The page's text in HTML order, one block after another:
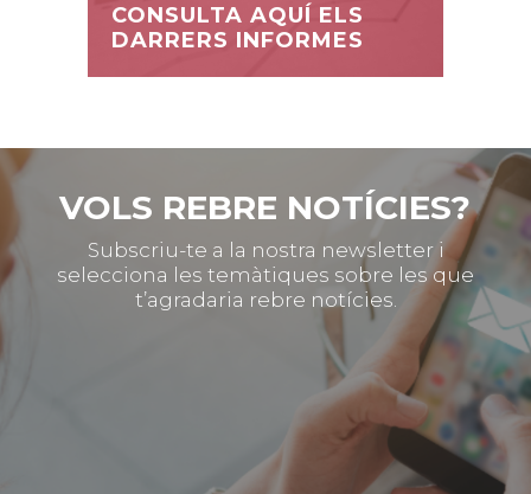
CONSULTA AQUÍ ELS
DARRERS INFORMES
VOLS REBRE NOTÍCIES?
Subscriu-te a la nostra newsletter i
selecciona les temàtiques sobre les que
t’agradaria rebre notícies.